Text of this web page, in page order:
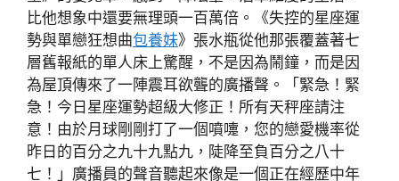
比他想象中還要無理頭一百萬倍。《失控的星座運
勢與單戀狂想曲包養妹》張水瓶從他那張覆蓋著七
層舊報紙的單人床上驚醒，不是因為鬧鐘，而是因
為屋頂傳來了一陣震耳欲聾的廣播聲。「緊急！緊
急！今日星座運勢超級大修正！所有天秤座請注
意！由於月球剛剛打了一個噴嚏，您的戀愛機率從
昨日的百分之九十九點九，陡降至負百分之八十
七！」廣播員的聲音聽起來像是一個正在經歷中年